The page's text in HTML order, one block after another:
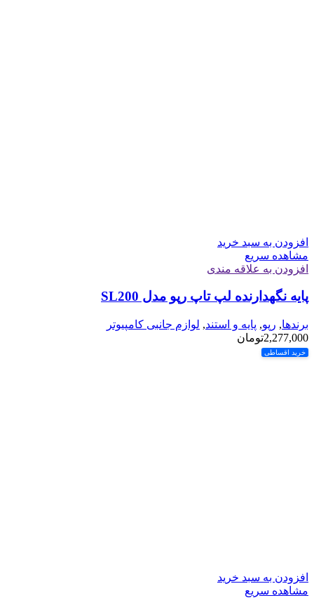
افزودن به سبد خرید
مشاهده سریع
افزودن به علاقه مندی
پایه نگهدارنده لپ تاپ رپو مدل SL200
برندها, رپو, پایه و استند, لوازم جانبی کامپیوتر
2,277,000تومان
خرید اقساطی
افزودن به سبد خرید
مشاهده سریع